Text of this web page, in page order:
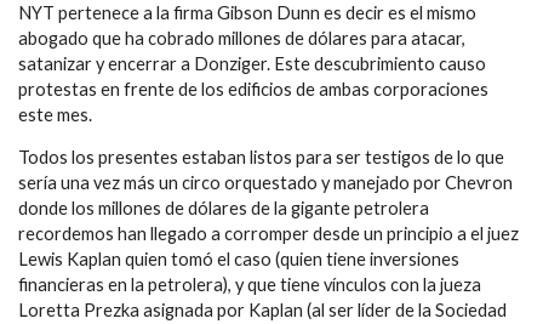
NYT pertenece a la firma Gibson Dunn es decir es el mismo
abogado que ha cobrado millones de dólares para atacar,
satanizar y encerrar a Donziger. Este descubrimiento causo
protestas en frente de los edificios de ambas corporaciones
este mes.
Todos los presentes estaban listos para ser testigos de lo que
sería una vez más un circo orquestado y manejado por Chevron
donde los millones de dólares de la gigante petrolera
recordemos han llegado a corromper desde un principio a el juez
Lewis Kaplan quien tomó el caso (quien tiene inversiones
financieras en la petrolera), y que tiene vínculos con la jueza
Loretta Prezka asignada por Kaplan (al ser líder de la Sociedad